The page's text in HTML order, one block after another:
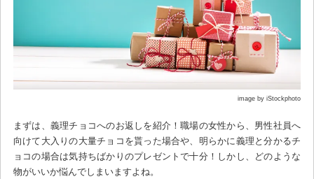
image by iStockphoto
まずは、義理チョコへのお返しを紹介！職場の女性から、男性社員へ
向けて大入りの大量チョコを貰った場合や、明らかに義理と分かるチ
ョコの場合は気持ちばかりのプレゼントで十分！しかし、どのような
物がいいか悩んでしまいますよね。